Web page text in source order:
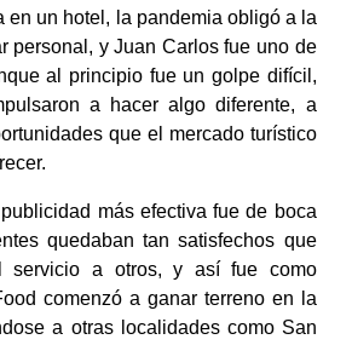
en un hotel, la pandemia obligó a la
personal, y Juan Carlos fue uno de
al principio fue un golpe difícil,
a hacer algo diferente, a
que el mercado turístico
más efectiva fue de boca
quedaban tan satisfechos que
servicio a otros, y así fue como
comenzó a ganar terreno en la
a otras localidades como San